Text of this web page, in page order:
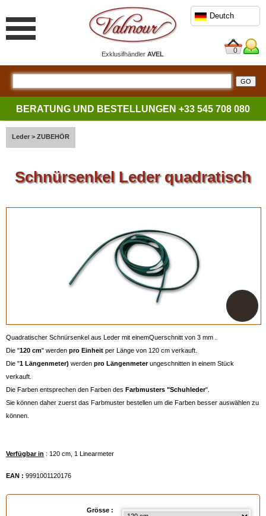
ExklusifhändlerAVEL
Deutch
0
BERATUNG UND BESTELLUNGEN +33 545 708 080
Leder > ZUBEHÖR
Schnürsenkel Leder quadratisch
Quadratischer Schnürsenkel aus Leder mit einemQuerschnitt von 3 mm .
Die "120 cm" werden pro Einheit per Länge von 120 cm verkauft.
Die "1 Längenmeter) werden pro Längenmeterungeschnitten in einem Stück
verkauft.
Die Farben entsprechen den Farben des Farbmusters "Schuhleder".
Sie können daher zuerst das Farbmuster bestellen um die Farben besser auswählen zu
können.
Verfügbar in : 120 cm, 1 Linearmeter
EAN : 9991001120176
Grösse :